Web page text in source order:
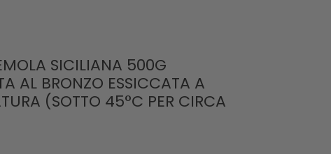
SICILIANA 500G
AL BRONZO ESSICCATA A
(SOTTO 45°C PER CIRCA